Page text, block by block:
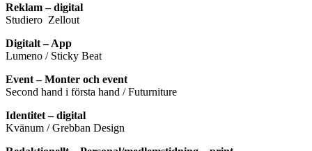
Reklam – digital
Studiero Zellout
Digitalt – App
Lumeno / Sticky Beat
Event – Monter och event
Second hand i första hand / Futurniture
Identitet – digital
Kvänum / Grebban Design